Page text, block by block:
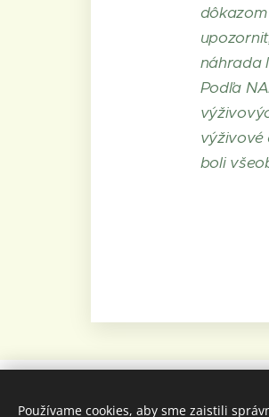
náhrada
Podľa
výživové
boli
Používame cookies, aby sme zaistili